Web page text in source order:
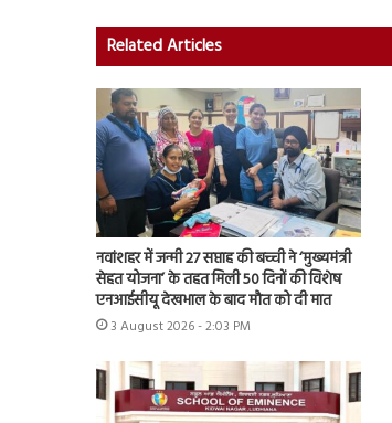
Related Articles
नवांशहर में जन्मी 27 सप्ताह की बच्ची ने ‘मुख्यमंत्री
सेहत योजना’ के तहत मिली 50 दिनों की विशेष
एनआईसीयू देखभाल के बाद मौत को दी मात
3 August 2026 - 2:03 PM